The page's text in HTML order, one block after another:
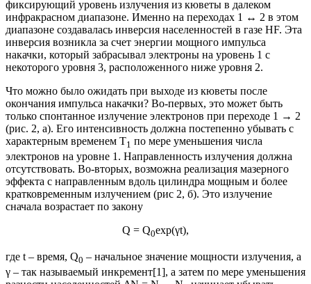
фиксирующий уровень излучения из кюветы в далеком
инфракрасном диапазоне. Именно на переходах 1 ↔ 2 в этом
диапазоне создавалась инверсия населенностей в газе HF. Эта
инверсия возникла за счет энергии мощного импульса
накачки, который забрасывал электроны на уровень 1 с
некоторого уровня 3, расположенного ниже уровня 2.
Что можно было ожидать при выходе из кюветы после
окончания импульса накачки? Во-первых, это может быть
только спонтанное излучение электронов при переходе 1 → 2
(рис. 2, а). Его интенсивность должна постепенно убывать с
характерным временем T1 по мере уменьшения числа
электронов на уровне 1. Направленность излучения должна
отсутствовать. Во-вторых, возможна реализация мазерного
эффекта с направленным вдоль цилиндра мощным и более
кратковременным излучением (рис 2, б). Это излучение
сначала возрастает по закону
Q = Q0exp(γt),
где t – время, Q0 – начальное значение мощности излучения, а
γ – так называемый инкремент[1], а затем по мере уменьшения